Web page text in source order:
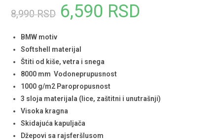
8,990RSD
Originalna
8,990 RSD.
6,590 RSD
BMW motiv
Softshell materijal
Štiti od kiše, vetra i snega
8000 mm Vodoneprupusnost
1000 g/m2 Paropropusnost
3 sloja materijala (lice, zaštitni i unutrašnji)
Visoka kragna
Skidajuća kapuljača
Džepovi sa rajsferšlusom